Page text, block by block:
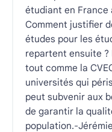
étudiant en France
Comment justifier
études pour les
repartent ensuite ?
tout comme la
universités qui
peut subvenir aux
de garantir la
population.-